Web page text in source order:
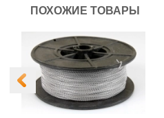
ПОХОЖИЕ ТОВАРЫ